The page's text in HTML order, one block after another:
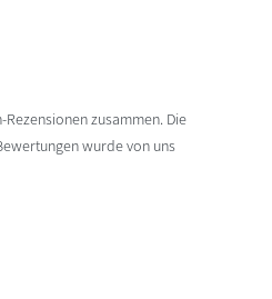
zusammen. Die
wurde von uns